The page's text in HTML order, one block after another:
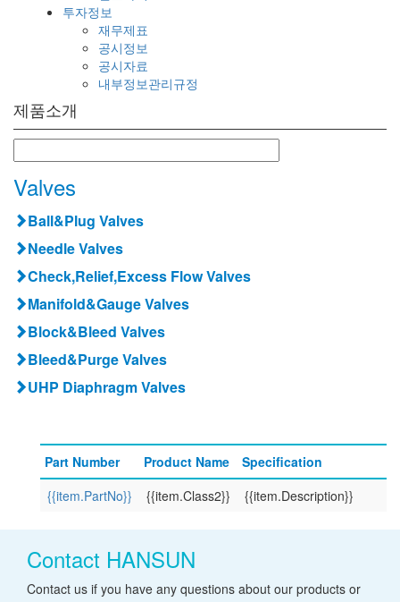
투자정보
재무제표
공시정보
공시자료
내부정보관리규정
제품소개
Valves
Ball&Plug Valves
Needle Valves
Check,Relief,Excess Flow Valves
Manifold&Gauge Valves
Block&Bleed Valves
Bleed&Purge Valves
UHP Diaphragm Valves
Part Number Product Name
Specification
{{item.PartNo}}
{{item.Class2}} {{item.Description}}
Contact HANSUN
Contact us if you have any questions about our products or